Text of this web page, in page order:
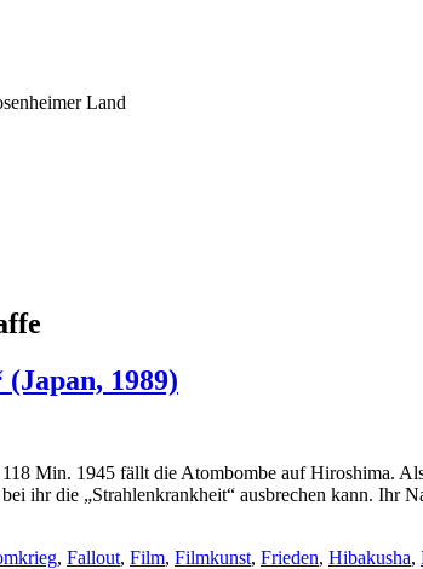
Land
1989)
Min. 1945 fällt die Atombombe auf Hiroshima.
ihr die „Strahlenkrankheit“ ausbrechen kann.
, Fallout, Film, Filmkunst, Frieden, Hibakusha,